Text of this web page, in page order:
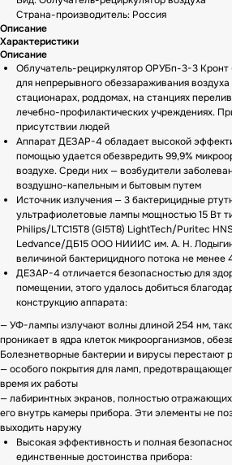
Страна-производитель: Россия
Описание
Характеристики
Описание
Облучатель-рециркулятор ОРУБп-3-3 Кронт
для непрерывного обеззараживания
стационарах, роддомах, на станциях
лечебно-профилактических учреждениях.
присутствии людей
Аппарат ДЕЗАР-4 обладает высокой
помощью удается обезвредить 99,9%
воздухе. Среди них — возбудители
воздушно-капельным и бытовым путем
Источник излучения — 3 бактерицидные
ультрафиолетовые лампы мощностью 15 Вт
Philips/LTC15T8 (GI5T8) LightTech/Puritec
Ledvance/ДБ15 ООО НИИИС им. А. Н.
величиной бактерицидного потока не менее
ДЕЗАР-4 отличается безопасностью для
помещении, этого удалось добиться
конструкцию аппарата:
— УФ-лампы излучают волны длиной 254 нм,
проникает в ядра клеток микроорганизмов,
Болезнетворные бактерии и вирусы перестают
— особого покрытия для ламп,
время их работы
— лабиринтных экранов, полностью
его внутрь камеры прибора. Эти элементы не
выходить наружу
Высокая эффективность и полная
единственные достоинства прибора: